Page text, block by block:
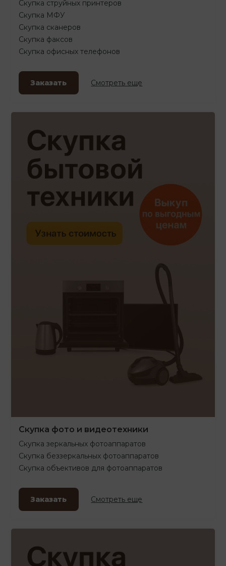
Скупка струйных принтеров
Скупка МФУ
Скупка сканеров
Скупка факсов
Скупка офисных телефонов
Заказать Смотреть еще
Скупка фото и видеотехники
Скупка зеркальных фотоаппаратов
Скупка беззеркальных фотоаппаратов
Скупка объективов для фотоаппаратов
Заказать Смотреть еще